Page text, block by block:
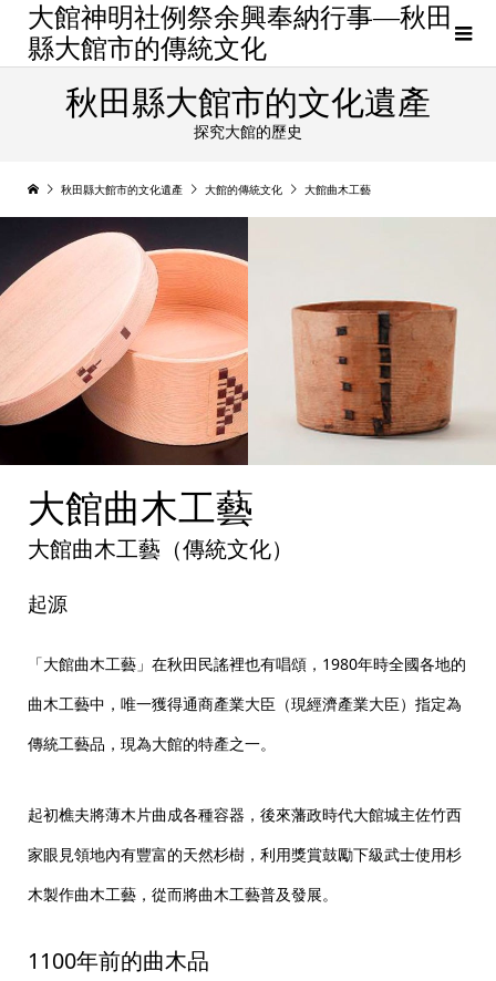
大館神明社例祭余興奉納行事—秋田
縣大館市的傳統文化
秋田縣大館市的文化遺產
探究大館的歷史
秋田縣大館市的文化遺產 大館的傳統文化 大館曲木工藝
大館曲木工藝
大館曲木工藝
大館曲木工藝（傳統文化）
起源
「大館曲木工藝」在秋田民謠裡也有唱頌，1980年時全國各地的
曲木工藝中，唯一獲得通商產業大臣（現經濟產業大臣）指定為
傳統工藝品，現為大館的特產之一。
起初樵夫將薄木片曲成各種容器，後來藩政時代大館城主佐竹西
家眼見領地內有豐富的天然杉樹，利用獎賞鼓勵下級武士使用杉
木製作曲木工藝，從而將曲木工藝普及發展。
1100年前的曲木品